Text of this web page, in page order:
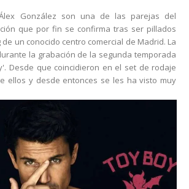
González son una de las parejas del
que por fin se confirma tras ser pillados
un conocido centro comercial de Madrid. La
la grabación de la segunda temporada
Desde que coincidieron en el set de rodaje
ellos y desde entonces se les ha visto muy